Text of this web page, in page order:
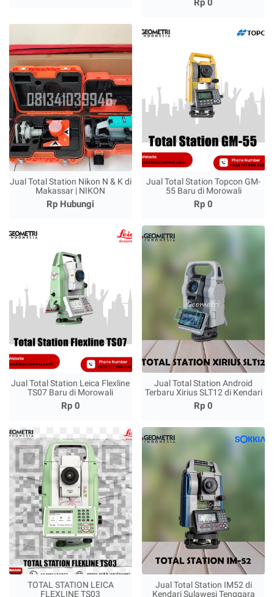
Rp 0
Jual Total Station Nikon N & K di
Makassar | NIKON
Rp Hubungi
Jual Total Station Topcon GM-
55 Baru di Morowali
Rp 0
Jual Total Station Leica Flexline
TS07 Baru di Morowali
Rp 0
Jual Total Station Android
Terbaru Xirius SLT12 di Kendari
Rp 0
TOTAL STATION LEICA
FLEXLINE TS03
Jual Total Station IM52 di
Kendari Sulawesi Tenggara